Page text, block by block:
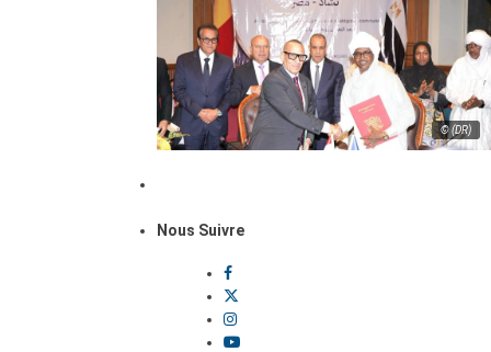
© (DR)
Nous Suivre